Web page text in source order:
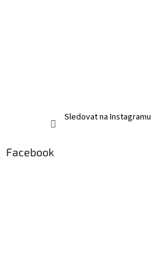
Sledovat na Instagramu
Facebook